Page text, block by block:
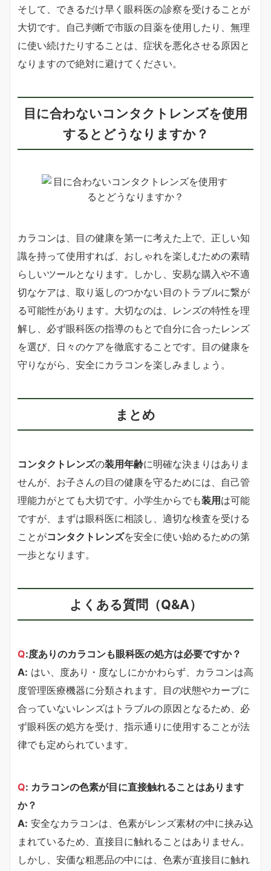
そして、できるだけ早く眼科医の診察を受けることが
大切です。自己判断で市販の目薬を使用したり、無理
に使い続けたりすることは、症状を悪化させる原因と
なりますので絶対に避けてください。
目に合わないコンタクトレンズを使用
するとどうなりますか？
カラコンは、目の健康を第一に考えた上で、正しい知
識を持って使用すれば、おしゃれを楽しむための素晴
らしいツールとなります。しかし、安易な購入や不適
切なケアは、取り返しのつかない目のトラブルに繋が
る可能性があります。大切なのは、レンズの特性を理
解し、必ず眼科医の指導のもとで自分に合ったレンズ
を選び、日々のケアを徹底することです。目の健康を
守りながら、安全にカラコンを楽しみましょう。
まとめ
コンタクトレンズの装用年齢に明確な決まりはありま
せんが、お子さんの目の健康を守るためには、自己管
理能力がとても大切です。小学生からでも装用は可能
ですが、まずは眼科医に相談し、適切な検査を受ける
ことがコンタクトレンズを安全に使い始めるための第
一歩となります。
よくある質問（Q&A）
Q:度ありのカラコンも眼科医の処方は必要ですか？
A: はい、度あり・度なしにかかわらず、カラコンは高
度管理医療機器に分類されます。目の状態やカーブに
合っていないレンズはトラブルの原因となるため、必
ず眼科医の処方を受け、指示通りに使用することが法
律でも定められています。
Q: カラコンの色素が目に直接触れることはあります
か？
A: 安全なカラコンは、色素がレンズ素材の中に挟み込
まれているため、直接目に触れることはありません。
しかし、安価な粗悪品の中には、色素が直接目に触れ